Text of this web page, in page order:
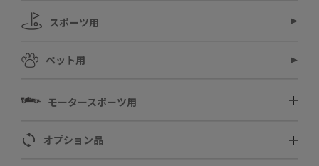
スポーツ用
ペット用
モータースポーツ用
オプション品